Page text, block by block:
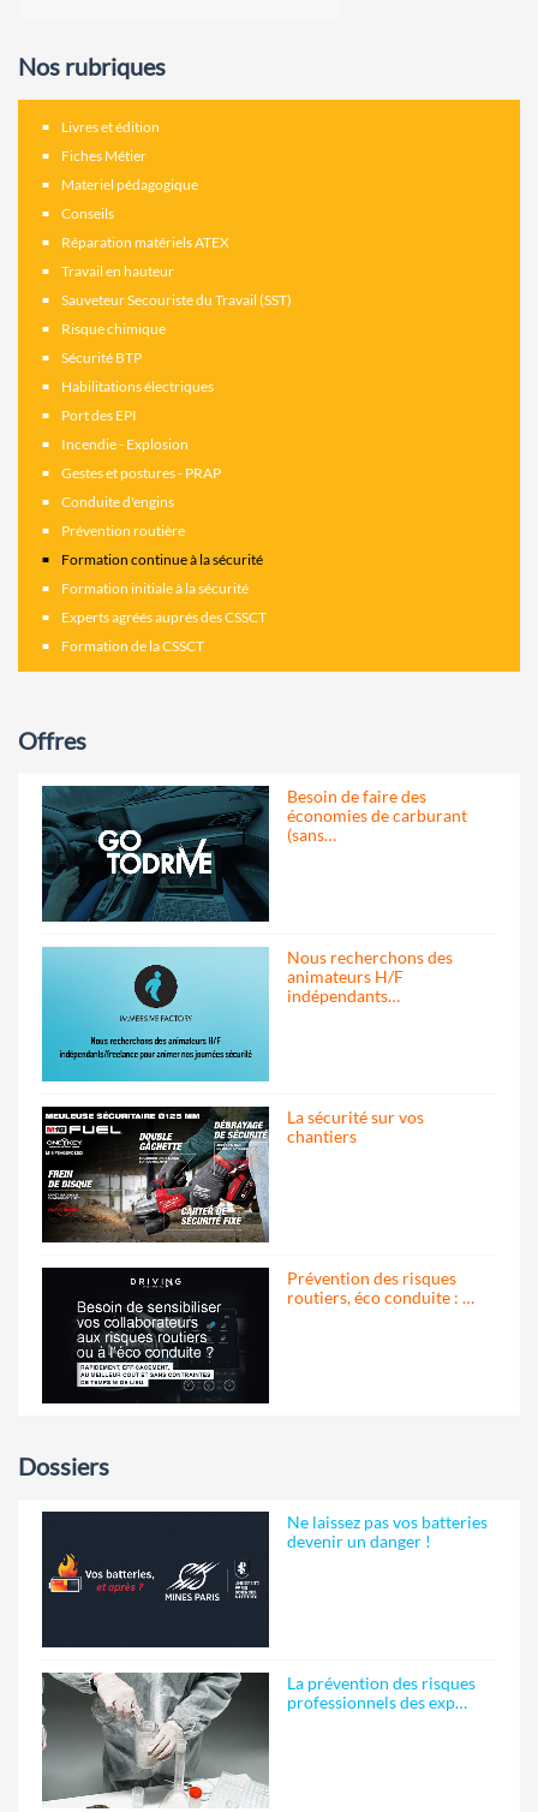
Nos rubriques
Livres et édition
Fiches Métier
Materiel pédagogique
Conseils
Réparation matériels ATEX
Travail en hauteur
Sauveteur Secouriste du Travail (SST)
Risque chimique
Sécurité BTP
Habilitations électriques
Port des EPI
Incendie - Explosion
Gestes et postures - PRAP
Conduite d'engins
Prévention routière
Formation continue à la sécurité
Formation initiale à la sécurité
Experts agréés auprés des CSSCT
Formation de la CSSCT
Offres
Besoin de faire des
économies de carburant
(sans…
Nous recherchons des
animateurs H/F
indépendants…
La sécurité sur vos
chantiers
Prévention des risques
routiers, éco conduite : …
Dossiers
Ne laissez pas vos batteries
devenir un danger !
La prévention des risques
professionnels des exp…